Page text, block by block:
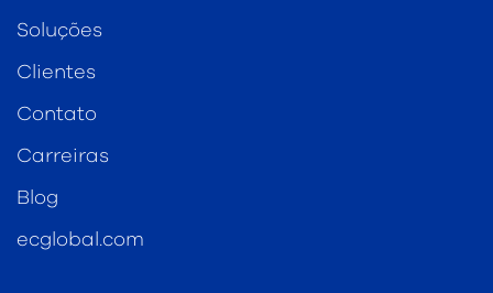
Soluções
Clientes
Contato
Carreiras
Blog
ecglobal.com